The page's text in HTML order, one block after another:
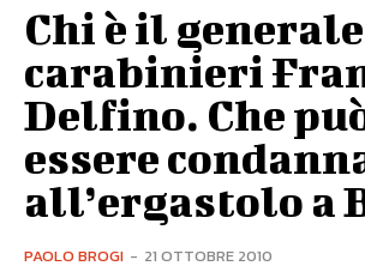
Chi è il
carabinieri
Delfino. Che
essere
all’ergastolo a
PAOLO BROGI - 21 OTTOBRE 2010